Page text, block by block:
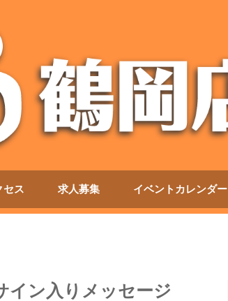
セス 求人募集 イベントカレンダー
イン入りメッセージ